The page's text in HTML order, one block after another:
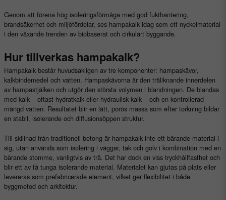
Genom att förena hög isoleringsförmåga med god fukthantering,
brandsäkerhet och miljöfördelar, ses hampakalk idag som ett nyckelmaterial
i den växande trenden av biobaserat och cirkulärt byggande.
Hur tillverkas hampakalk?
Hampakalk består huvudsakligen av tre komponenter: hampaskävor,
kalkbindemedel och vatten. Hampaskävorna är den träliknande innerdelen
av hampastjälken och utgör den största volymen i blandningen. De blandas
med kalk – oftast hydratkalk eller hydraulisk kalk – och en kontrollerad
mängd vatten. Resultatet blir en lätt, porös massa som efter torkning bildar
en stabil, isolerande och diffusionsöppen struktur.
Till skillnad från traditionell betong är hampakalk inte ett bärande material i
sig, utan används som isolering i väggar, tak och golv i kombination med en
bärande stomme, vanligtvis av trä. Det har dock en viss tryckhållfasthet och
blir ett av få tunga isolerande material. Materialet kan gjutas på plats eller
levereras som prefabricerade element, vilket ger flexibilitet i både
byggmetod och arkitektur.